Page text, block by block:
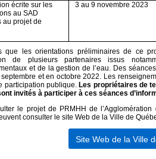
écrite sur les
au SAD
au projet de
3 au 9 novembre 2023
que les orientations préliminaires de ce
de plusieurs partenaires issus
et de la gestion de l’eau. Des
et en octobre 2022. Les
participation publique. Les propriétaires de
invités à participer à ces séances
le projet de PRMHH de
consulter le site Web de la Ville de
Site Web de la Ville